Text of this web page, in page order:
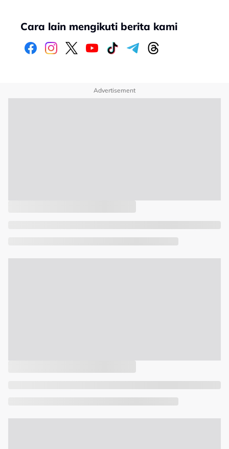
Cara lain mengikuti berita kami
Advertisement